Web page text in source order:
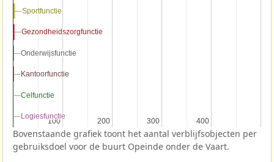
100
100 200
200 300
300 400
400
Sportfunctie
Sportfunctie
Gezondheidszorgfunctie
Gezondheidszorgfunctie
Onderwijsfunctie
Onderwijsfunctie
Kantoorfunctie
Kantoorfunctie
Celfunctie
Celfunctie
Logiesfunctie
Logiesfunctie
Bovenstaande grafiek toont het aantal verblijfsobjecten per
gebruiksdoel voor de buurt Opeinde onder de Vaart.